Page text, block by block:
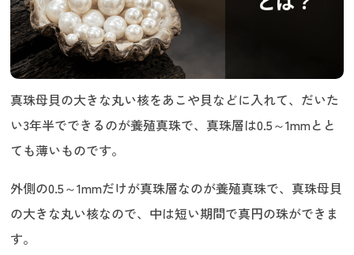
真珠母貝の大きな丸い核をあこや貝などに入れて、だいた
い3年半でできるのが養殖真珠で、真珠層は0.5～1mmとと
ても薄いものです。
外側の0.5～1mmだけが真珠層なのが養殖真珠で、真珠母貝
の大きな丸い核なので、中は短い期間で真円の珠ができま
す。